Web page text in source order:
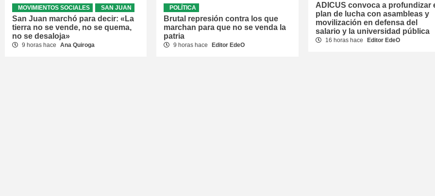
MOVIMIENTOS SOCIALES
SAN JUAN
San Juan marchó para decir: «La
tierra no se vende, no se quema,
no se desaloja»
9 horas hace Ana Quiroga
POLÍTICA
Brutal represión contra los que
marchan para que no se venda la
patria
9 horas hace Editor EdeO
ADICUS convoca a profundizar
plan de lucha con asambleas y
movilización en defensa del
salario y la universidad pública
16 horas hace Editor EdeO